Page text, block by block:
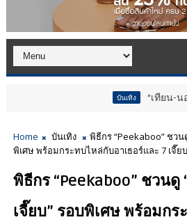
“เทียน-นอท-กอล์ฟ
Home บันเทิง
พิธีกร “Peekaboo” ชว
พิเศษ พร้อมกระทบไหล่กับอาเธอร์และ 7 เจี๊ย
พิธีกร “Peekaboo” ชวน
เจี๊ยบ” รอบพิเศษ พร้อมกร